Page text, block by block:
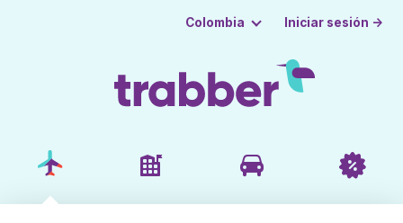
Colombia Iniciar sesión →